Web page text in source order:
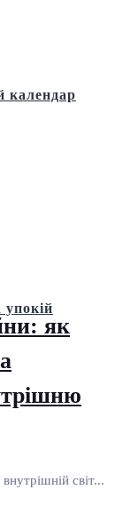
календар
упокій
як
світ...